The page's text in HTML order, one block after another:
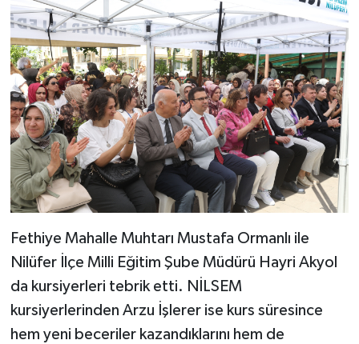
Fethiye Mahalle Muhtarı Mustafa Ormanlı ile
Nilüfer İlçe Milli Eğitim Şube Müdürü Hayri Akyol
da kursiyerleri tebrik etti. NİLSEM
kursiyerlerinden Arzu İşlerer ise kurs süresince
hem yeni beceriler kazandıklarını hem de